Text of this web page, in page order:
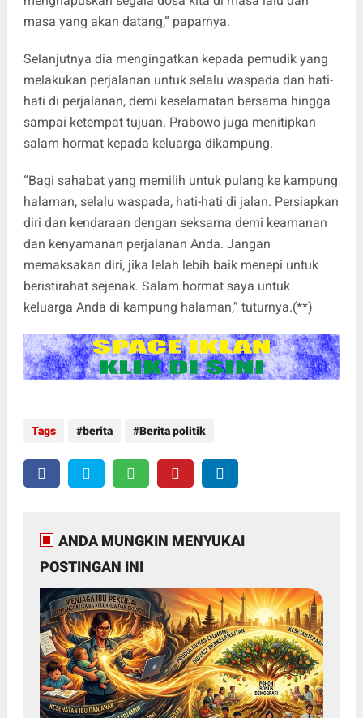
masa yang akan datang,” paparnya.
Selanjutnya dia mengingatkan kepada pemudik yang
melakukan perjalanan untuk selalu waspada dan hati-
hati di perjalanan, demi keselamatan bersama hingga
sampai ketempat tujuan. Prabowo juga menitipkan
salam hormat kepada keluarga dikampung.
“Bagi sahabat yang memilih untuk pulang ke kampung
halaman, selalu waspada, hati-hati di jalan. Persiapkan
diri dan kendaraan dengan seksama demi keamanan
dan kenyamanan perjalanan Anda. Jangan
memaksakan diri, jika lelah lebih baik menepi untuk
beristirahat sejenak. Salam hormat saya untuk
keluarga Anda di kampung halaman,” tuturnya.(**)
Tags berita Berita politik
ANDA MUNGKIN MENYUKAI
POSTINGAN INI